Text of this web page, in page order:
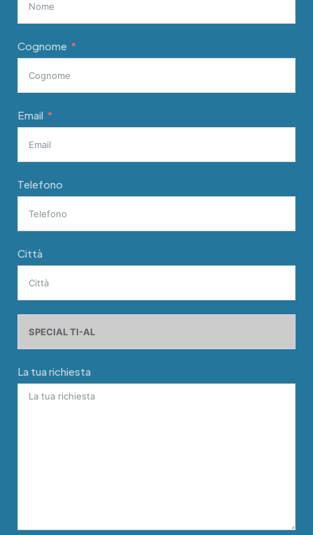
Cognome
Email
Telefono
Città
La tua richiesta